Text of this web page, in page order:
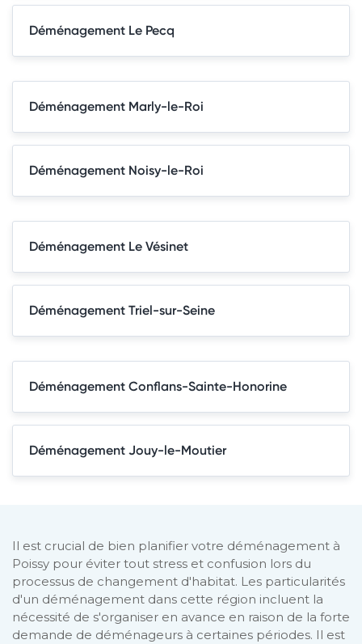
Déménagement Le Pecq
Déménagement Marly-le-Roi
Déménagement Noisy-le-Roi
Déménagement Le Vésinet
Déménagement Triel-sur-Seine
Déménagement Conflans-Sainte-Honorine
Déménagement Jouy-le-Moutier
Il est crucial de bien planifier votre déménagement à
Poissy pour éviter tout stress et confusion lors du
processus de changement d'habitat. Les particularités
d'un déménagement dans cette région incluent la
nécessité de s'organiser en avance en raison de la forte
demande de déménageurs à certaines périodes. Il est